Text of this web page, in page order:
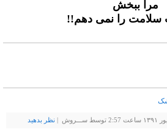
مرا ببخش
سلامت را نمی دهم!!
| نظر بدهيد